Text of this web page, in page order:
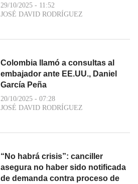
29/10/2025 - 11:52
JOSÉ DAVID RODRÍGUEZ
Colombia llamó a consultas al
embajador ante EE.UU., Daniel
García Peña
20/10/2025 - 07:28
JOSÉ DAVID RODRÍGUEZ
“No habrá crisis”: canciller
asegura no haber sido notificada
de demanda contra proceso de